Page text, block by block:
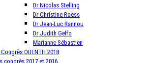
Dr Nicolas Stelling
Dr Christine Roess
Dr Jean-Luc Rannou
Dr Judith Gelfo
Marianne Sébastien
ODENTH 2018
congrès 2017 et 2016